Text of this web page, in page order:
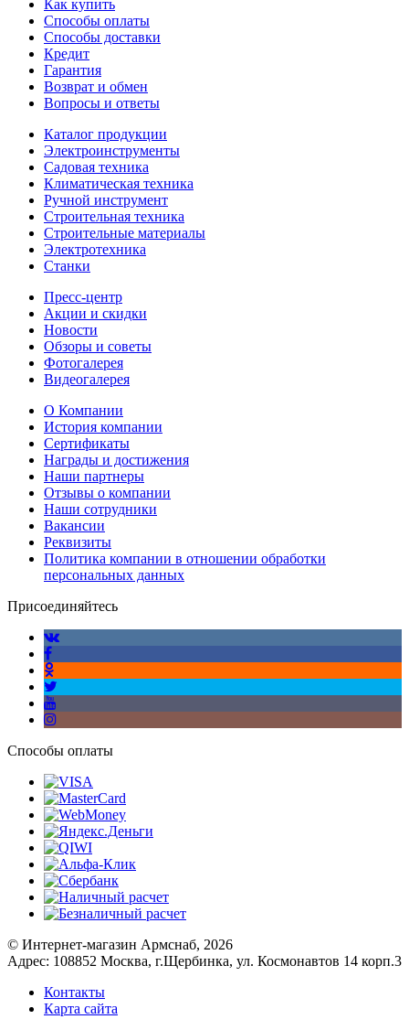
Как купить
Способы оплаты
Способы доставки
Кредит
Гарантия
Возврат и обмен
Вопросы и ответы
Каталог продукции
Электроинструменты
Садовая техника
Климатическая техника
Ручной инструмент
Строительная техника
Строительные материалы
Электротехника
Станки
Пресс-центр
Акции и скидки
Новости
Обзоры и советы
Фотогалерея
Видеогалерея
О Компании
История компании
Сертификаты
Награды и достижения
Наши партнеры
Отзывы о компании
Наши сотрудники
Вакансии
Реквизиты
Политика компании в отношении обработки
персональных данных
Присоединяйтесь
Способы оплаты
© Интернет-магазин Армснаб, 2026
Адрес: 108852 Москва, г.Щербинка, ул. Космонавтов 14 корп.3
Контакты
Карта сайта